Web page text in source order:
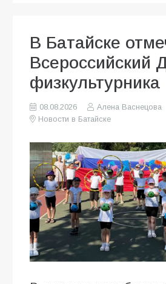
В Батайске
Всероссийский
физкультурника
08.08.2026
Алена Васнецова
Новости в Батайске